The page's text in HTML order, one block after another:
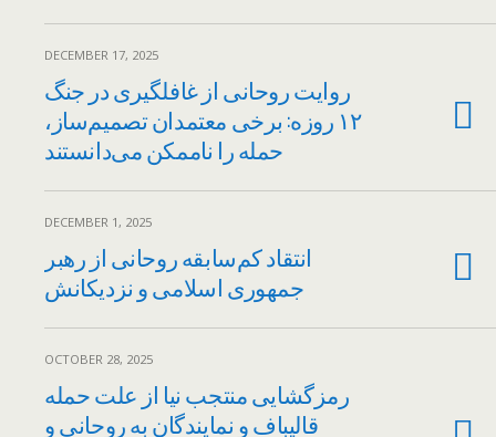
DECEMBER 17, 2025
روایت روحانی از غافلگیری در جنگ
۱۲ روزه: برخی معتمدان تصمیم‌ساز،
حمله را ناممکن می‌دانستند
DECEMBER 1, 2025
انتقاد کم‌سابقه روحانی از رهبر
جمهوری اسلامی و نزدیکانش
OCTOBER 28, 2025
رمزگشایی منتجب نیا از علت حمله
قالیباف و نمایندگان به روحانی و